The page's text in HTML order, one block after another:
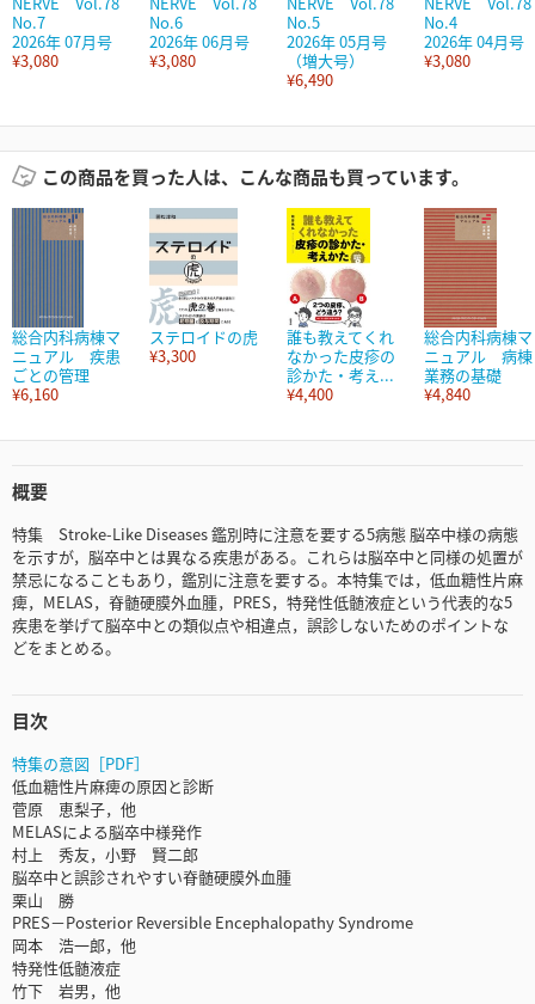
No.7
2026年 07月号
¥3,080
No.6
2026年 06月号
¥3,080
No.5
2026年 05月号
（増大号）
¥6,490
No.4
2026年 04月号
¥3,080
この商品を買った人は、こんな商品も買っています。
総合内科病棟マ
ニュアル 疾患
ごとの管理
¥6,160
ステロイドの虎
¥3,300
誰も教えてくれ
なかった皮疹の
診かた・考え...
¥4,400
総合内科病棟マ
ニュアル 病棟
業務の基礎
¥4,840
概要
特集 Stroke-Like Diseases 鑑別時に注意を要する5病態 脳卒中様の病態
を示すが，脳卒中とは異なる疾患がある。これらは脳卒中と同様の処置が
禁忌になることもあり，鑑別に注意を要する。本特集では，低血糖性片麻
痺，MELAS，脊髄硬膜外血腫，PRES，特発性低髄液症という代表的な5
疾患を挙げて脳卒中との類似点や相違点，誤診しないためのポイントな
どをまとめる。
目次
特集の意図［PDF］
低血糖性片麻痺の原因と診断
菅原 恵梨子，他
MELASによる脳卒中様発作
村上 秀友，小野 賢二郎
脳卒中と誤診されやすい脊髄硬膜外血腫
栗山 勝
PRES－Posterior Reversible Encephalopathy Syndrome
岡本 浩一郎，他
特発性低髄液症
竹下 岩男，他